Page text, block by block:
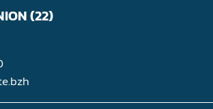
(22)